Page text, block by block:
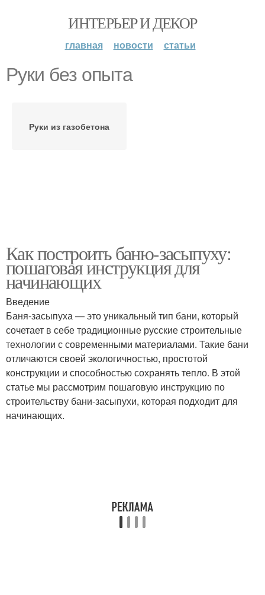
ИНТЕРЬЕР И ДЕКОР
главная новости статьи
Руки без опыта
Руки из газобетона
Как построить баню-засыпуху:
пошаговая инструкция для
начинающих
Введение
Баня-засыпуха — это уникальный тип бани, который
сочетает в себе традиционные русские строительные
технологии с современными материалами. Такие бани
отличаются своей экологичностью, простотой
конструкции и способностью сохранять тепло. В этой
статье мы рассмотрим пошаговую инструкцию по
строительству бани-засыпухи, которая подходит для
начинающих.